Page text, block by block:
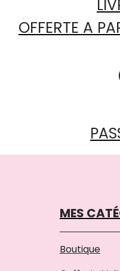
OFFERTE A
MES
Boutique